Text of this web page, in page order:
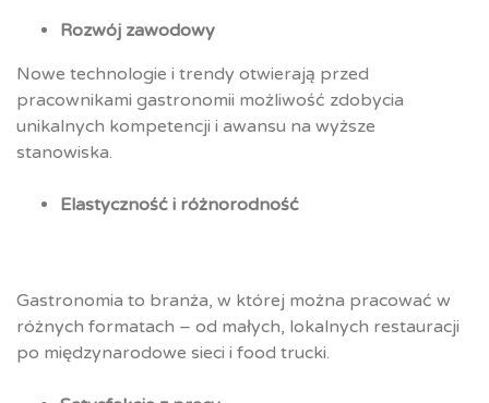
Rozwój zawodowy
Nowe technologie i trendy otwierają przed
pracownikami gastronomii możliwość zdobycia
unikalnych kompetencji i awansu na wyższe
stanowiska.
Elastyczność i różnorodność
Gastronomia to branża, w której można pracować w
różnych formatach – od małych, lokalnych restauracji
po międzynarodowe sieci i food trucki.